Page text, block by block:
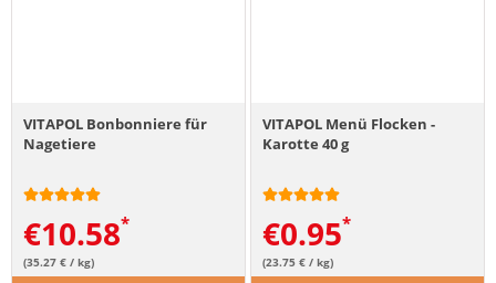
VITAPOL Bonbonniere für
Nagetiere
€10.58
(35.27 € / kg)
VITAPOL Menü Flocken -
Karotte 40 g
€0.95
(23.75 € / kg)